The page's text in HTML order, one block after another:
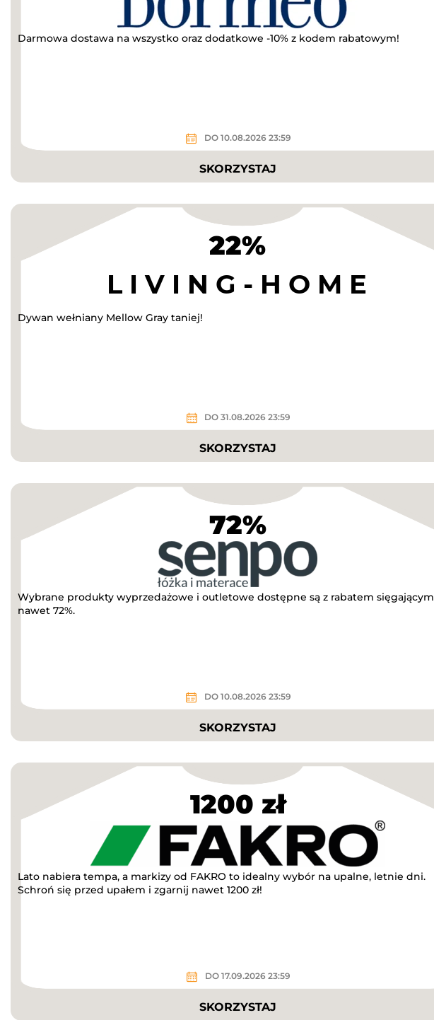
Darmowa dostawa na wszystko oraz dodatkowe -10% z kodem rabatowym!
DO 10.08.2026 23:59
SKORZYSTAJ
22%
Dywan wełniany Mellow Gray taniej!
DO 31.08.2026 23:59
SKORZYSTAJ
72%
Wybrane produkty wyprzedażowe i outletowe dostępne są z rabatem sięgającym
nawet 72%.
DO 10.08.2026 23:59
SKORZYSTAJ
1200 zł
Lato nabiera tempa, a markizy od FAKRO to idealny wybór na upalne, letnie dni.
Schroń się przed upałem i zgarnij nawet 1200 zł!
DO 17.09.2026 23:59
SKORZYSTAJ